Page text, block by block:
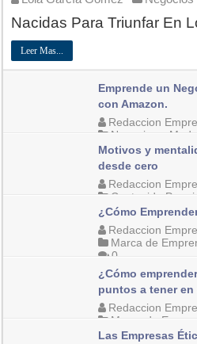
Nacidas Para Triunfar En
Leer Mas...
Emprende un
con Amazon.
Redaccion
Negocios y
Motivos y
desde cero
Redaccion
Contenido
16
¿Cómo
Redaccion
Marca de
0
¿Cómo
puntos a tener en
Redaccion
Marca de
0
Las Empresas